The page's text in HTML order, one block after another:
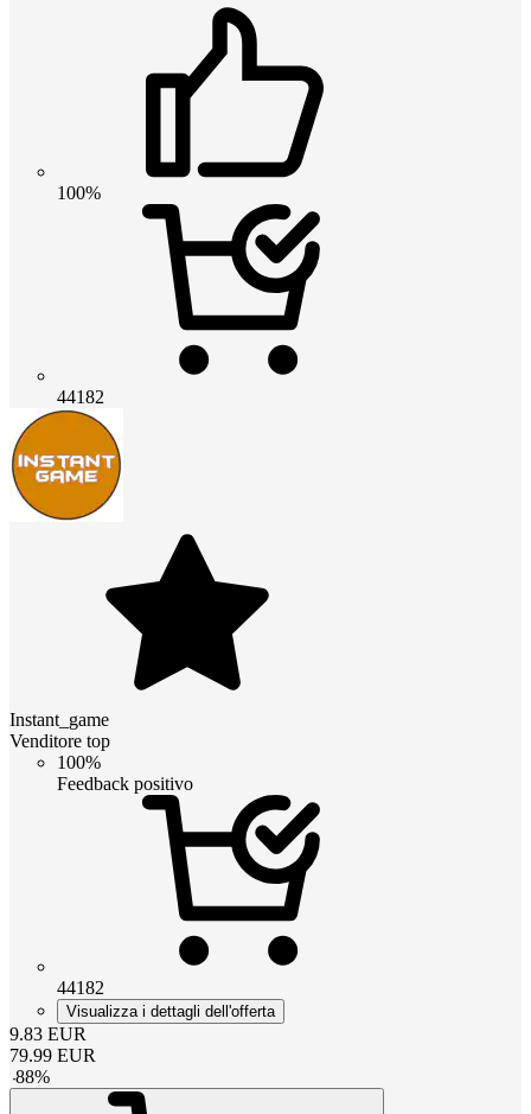
100%
44182
Instant_game
Venditore top
100%
Feedback positivo
44182
Visualizza i dettagli dell'offerta
9.83 EUR
79.99 EUR
-88%